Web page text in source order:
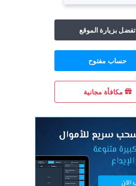
تفضل بزيارة الموقع
حساب مفتوح
مكافأة مجانية